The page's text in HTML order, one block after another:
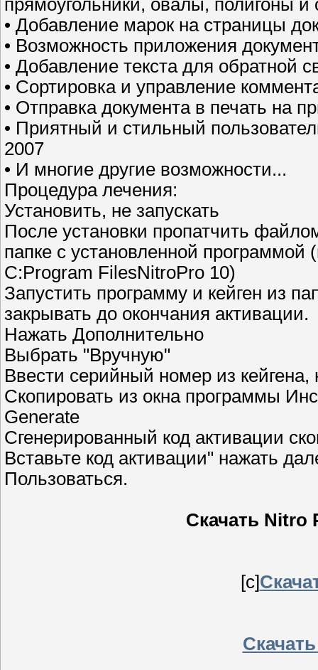
прямоугольники, овалы, полигоны и
• Добавление марок на страницы
• Возможность приложения
• Добавление текста для обратной
• Сортировка и управление
• Отправка документа в печать на
• Приятный и стильный
2007
• И многие другие возможности...
Процедура лечения:
Установить, не запускать
После установки пропатчить
папке с установленной
C:Program FilesNitroPro 10)
Запустить программу и кейген из
закрывать до окончания активации.
Нажать Дополнительно
Выбрать "Вручную"
Ввести серийный номер из кейгена,
Скопировать из окна программы
Generate
Сгенерированный код активации
Вставьте код активации" нажать
Пользоваться.
Скачать Nitro
[c]